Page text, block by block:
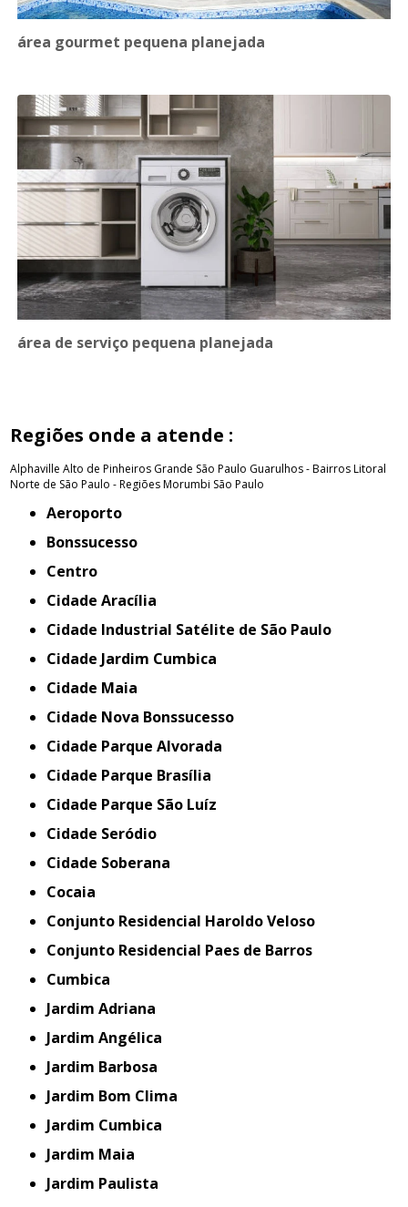
área gourmet pequena planejada
área de serviço pequena planejada
Regiões onde a atende :
Alphaville Alto de Pinheiros Grande São Paulo Guarulhos - BairrosLitoral
Norte de São Paulo - RegiõesMorumbi São Paulo
Aeroporto
Bonssucesso
Centro
Cidade Aracília
Cidade Industrial Satélite de São Paulo
Cidade Jardim Cumbica
Cidade Maia
Cidade Nova Bonssucesso
Cidade Parque Alvorada
Cidade Parque Brasília
Cidade Parque São Luíz
Cidade Seródio
Cidade Soberana
Cocaia
Conjunto Residencial Haroldo Veloso
Conjunto Residencial Paes de Barros
Cumbica
Jardim Adriana
Jardim Angélica
Jardim Barbosa
Jardim Bom Clima
Jardim Cumbica
Jardim Maia
Jardim Paulista